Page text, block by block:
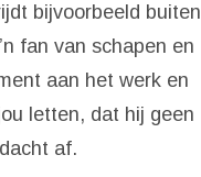
bijvoorbeeld buiten
fan van schapen en
aan het werk en
letten, dat hij geen
af.